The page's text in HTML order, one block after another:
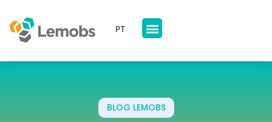
PT
BLOG LEMOBS